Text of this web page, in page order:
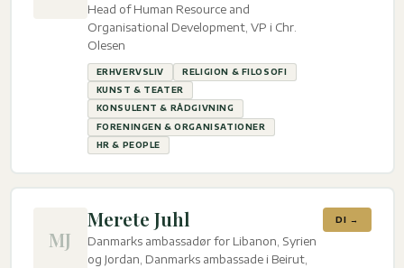
Head of Human Resource and
Organisational Development, VP i Chr.
Olesen
ERHVERVSLIV
RELIGION & FILOSOFI
KUNST & TEATER
KONSULENT & RÅDGIVNING
FORENINGEN & ORGANISATIONER
HR & PEOPLE
MJ
Merete Juhl
Danmarks ambassadør for Libanon, Syrien
og Jordan, Danmarks ambassade i Beirut,
DI →